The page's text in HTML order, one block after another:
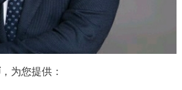
，为您提供：